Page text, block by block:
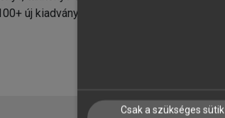
új kiadvány.
Csak a szükséges sütik